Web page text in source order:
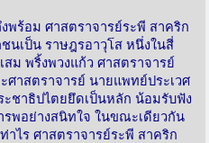
ม ศาสตราจารย์ระพี สาคริก
นเป็น ราษฎรอาวุโส หนึ่งในสี่
ม พริ้งพวงแก้ว ศาสตราจารย์
าสตราจารย์ นายแพทย์ประเวศ
ะชาธิปไตยยึดเป็นหลัก น้อมรับฟัง
พอย่างสนิทใจ ในขณะเดียวกัน
าไร ศาสตราจารย์ระพี สาคริก